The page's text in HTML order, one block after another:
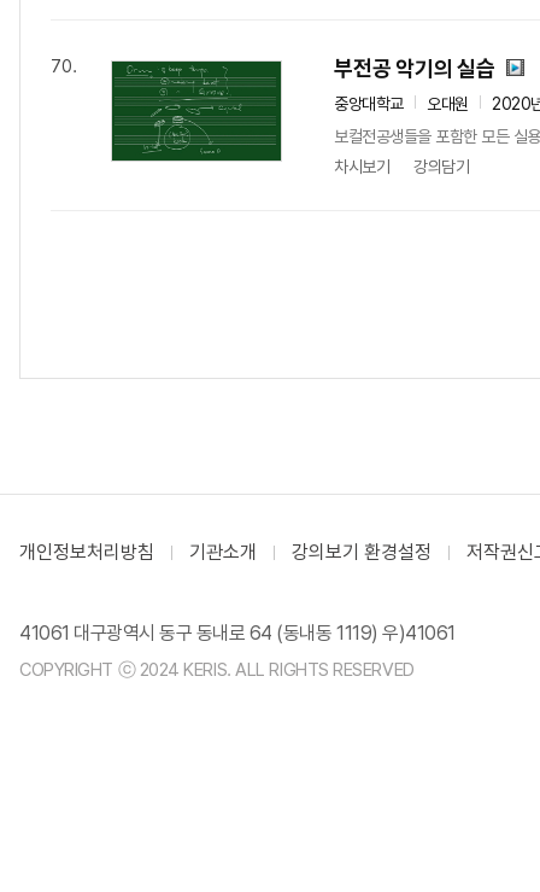
70. 부전공 악기의 실습
중앙대학교 오대원
2020
보컬전공생들을 포함한 모든 실
차시보기
강의담기
개인정보처리방침 기관소개 강의보기 환경설정 저작권신
41061 대구광역시 동구 동내로 64 (동내동 1119) 우)41061
COPYRIGHT ⓒ 2024 KERIS. ALL RIGHTS RESERVED